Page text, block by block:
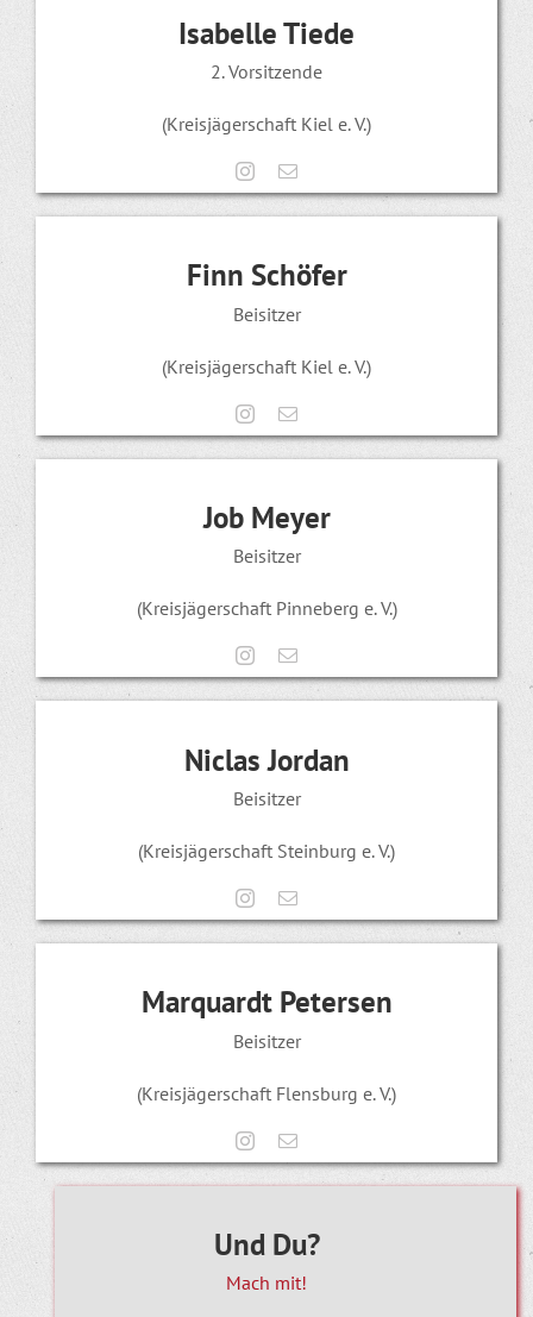
Isabelle Tiede
2. Vorsitzende
(Kreisjägerschaft Kiel e. V.)
Finn Schöfer
Beisitzer
(Kreisjägerschaft Kiel e. V.)
Job Meyer
Beisitzer
(Kreisjägerschaft Pinneberg e. V.)
Niclas Jordan
Beisitzer
(Kreisjägerschaft Steinburg e. V.)
Marquardt Petersen
Beisitzer
(Kreisjägerschaft Flensburg e. V.)
Und Du?
Mach mit!